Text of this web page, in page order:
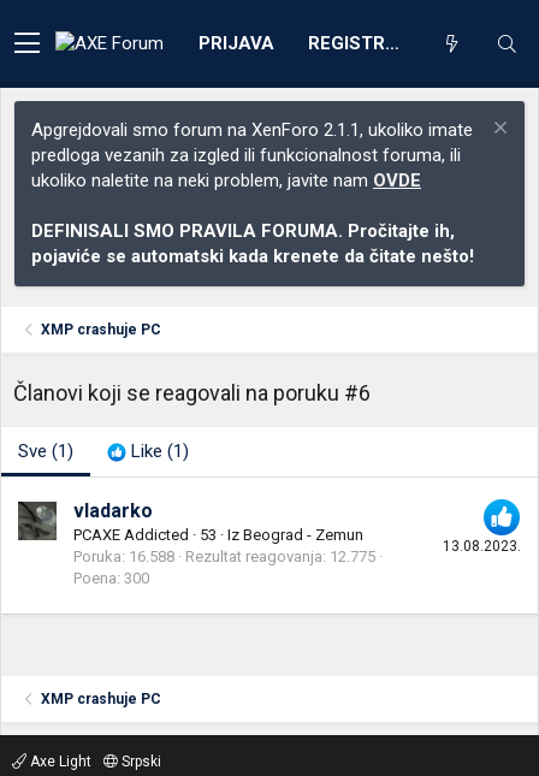
PRIJAVA REGISTRACIJA
Apgrejdovali smo forum na XenForo 2.1.1, ukoliko imate
predloga vezanih za izgled ili funkcionalnost foruma, ili
ukoliko naletite na neki problem, javite nam OVDE
DEFINISALI SMO PRAVILA FORUMA. Pročitajte ih,
pojaviće se automatski kada krenete da čitate nešto!
XMP crashuje PC
Članovi koji se reagovali na poruku #6
Sve (1) Like (1)
13.08.2023.
vladarko
PCAXE Addicted · 53 · Iz Beograd - Zemun
Poruka 16.588 Rezultat reagovanja 12.775
Poena 300
XMP crashuje PC
Axe Light
Srpski